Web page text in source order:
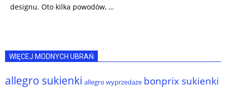
designu. Oto kilka powodów, …
WIĘCEJ MODNYCH UBRAŃ
allegro sukienki allegro wyprzedaże bonprix sukienki